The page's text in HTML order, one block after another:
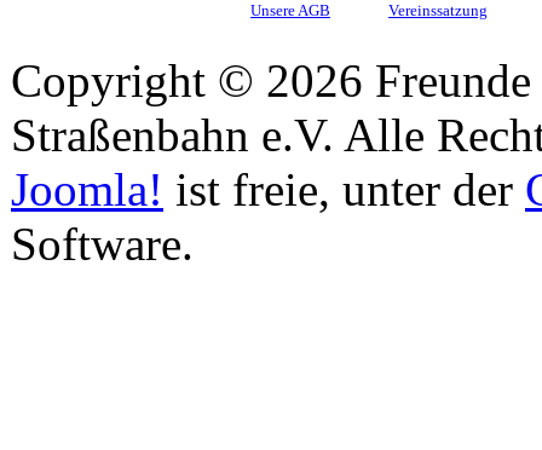
Unsere AGB Vereinssatzung
Copyright © 2026
Straßenbahn e.V. Alle
Joomla! ist freie, unter der
Software.